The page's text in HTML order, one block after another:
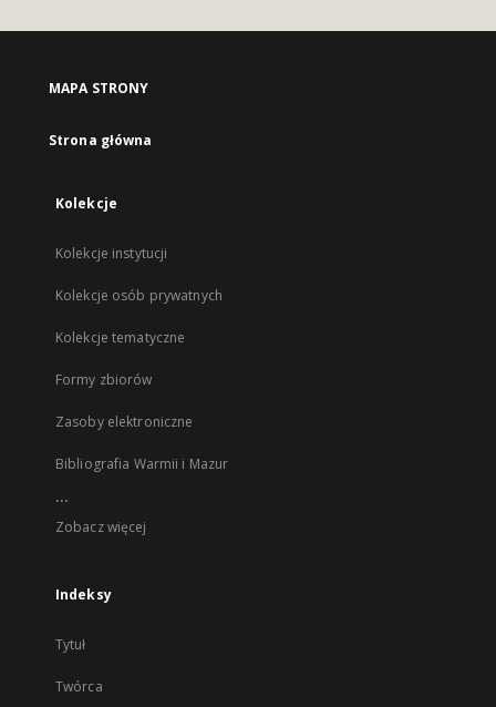
MAPA STRONY
Strona główna
Kolekcje
Kolekcje instytucji
Kolekcje osób prywatnych
Kolekcje tematyczne
Formy zbiorów
Zasoby elektroniczne
Bibliografia Warmii i Mazur
...
Zobacz więcej
Indeksy
Tytuł
Twórca